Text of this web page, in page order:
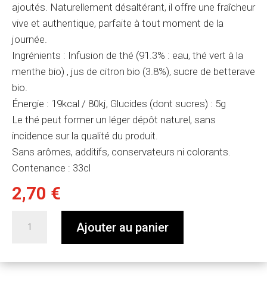
ajoutés. Naturellement désaltérant, il offre une fraîcheur
vive et authentique, parfaite à tout moment de la
journée.
Ingrénients : Infusion de thé (91.3% : eau, thé vert à la
menthe bio) , jus de citron bio (3.8%), sucre de betterave
bio.
Énergie : 19kcal / 80kj, Glucides (dont sucres) : 5g
Le thé peut former un léger dépôt naturel, sans
incidence sur la qualité du produit.
Sans arômes, additifs, conservateurs ni colorants.
Contenance : 33cl
2,70 €
glacé
Ajouter au panier